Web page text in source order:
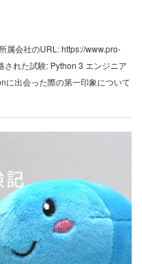
属会社のURL: https://www.pro-
れた試験: Python 3 エンジニア
に出会った際の第一印象について